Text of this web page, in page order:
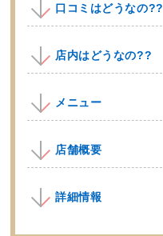
口コミはどうなの??
店内はどうなの??
メニュー
店舗概要
詳細情報